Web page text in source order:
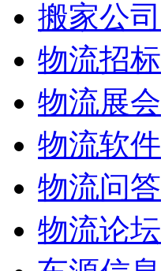
搬家公司
物流招标
物流展会
物流软件
物流问答
物流论坛